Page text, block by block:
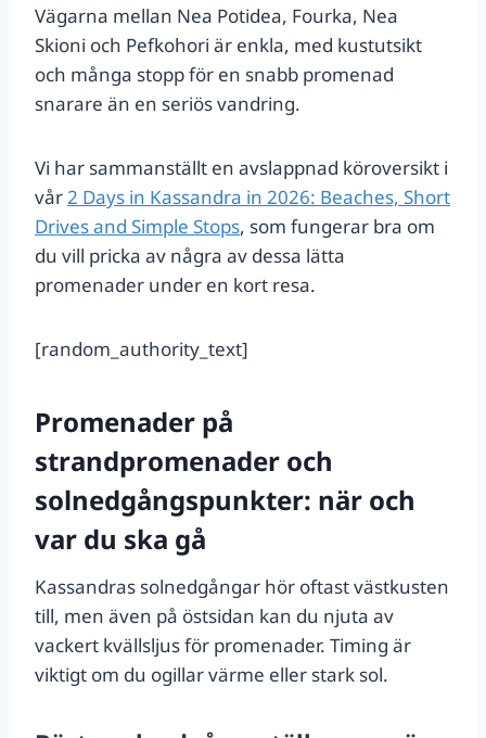
Vägarna mellan Nea Potidea, Fourka, Nea
Skioni och Pefkohori är enkla, med kustutsikt
och många stopp för en snabb promenad
snarare än en seriös vandring.
Vi har sammanställt en avslappnad köroversikt i
vår2 Days in Kassandra in 2026: Beaches, Short
Drives and Simple Stops, som fungerar bra om
du vill pricka av några av dessa lätta
promenader under en kort resa.
[random_authority_text]
Promenader på
strandpromenader och
solnedgångspunkter: när och
var du ska gå
Kassandras solnedgångar hör oftast västkusten
till, men även på östsidan kan du njuta av
vackert kvällsljus för promenader. Timing är
viktigt om du ogillar värme eller stark sol.